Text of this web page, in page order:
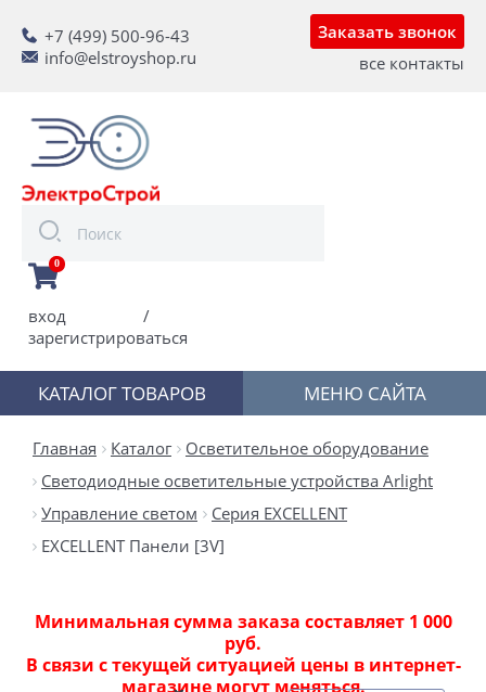
+7 (499) 500-96-43
info@elstroyshop.ru
Заказать звонок
все контакты
0
вход
/
зарегистрироваться
КАТАЛОГ ТОВАРОВ МЕНЮ САЙТА
Главная Каталог
Осветительное оборудование
Светодиодные осветительные устройства Arlight
Управление светом
Серия EXCELLENT
EXCELLENT Панели [3V]
Минимальная сумма заказа составляет 1 000
руб.
В связи с текущей ситуацией цены в интернет-
магазине могут меняться.